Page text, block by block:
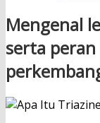
Mengenal
serta